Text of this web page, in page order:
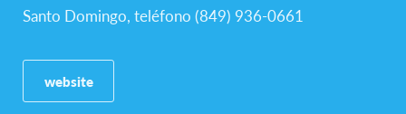
Santo Domingo, teléfono (849) 936-0661
website